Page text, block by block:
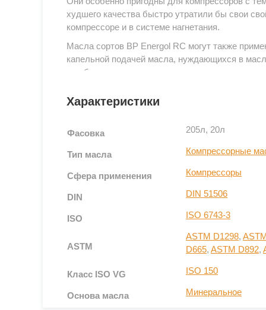
худшего качества быстро утратили бы свои
компрессоре и в системе нагнетания.
Масла сортов BP Energol RC могут также
капельной подачей масла, нуждающихся в
ингибиторы коррозии.
скольжения и качения, эксплуатируемых в
характеристикам масел для поршневых
окислению определяют по методу испытаний
POT). Этот метод имитирует окисляющие
воздуха в присутствии оксида железа в
для химического разложения масла и, как
могут привести к пожарам и взрывам.
Преимущества
Слабая склонность к образованию
безопасной эксплуатации.
Удлиненные сроки смены масла, снижающие
Характеристики
Фасовка 205л, 20л
Тип масла Компрессорные
Сфера применения Компрессоры
DIN DIN 51506
ISO ISO 6743-3
ASTM
ASTM D1298,
D665, ASTM D892,
Класс ISO VG ISO 150
Основа масла Минеральное